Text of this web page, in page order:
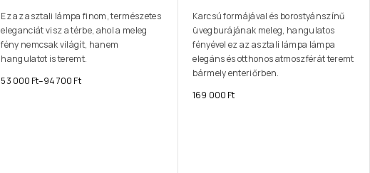
Ez az asztali lámpa finom, természetes
eleganciát visz a térbe, ahol a meleg
fény nemcsak világít, hanem
hangulatot is teremt.
53 000 Ft–94 700 Ft
Karcsú formájával és borostyánszínű
üvegburájának meleg, hangulatos
fényével ez az asztali lámpa lámpa
elegáns és otthonos atmoszférát teremt
bármely enteriőrben.
169 000 Ft